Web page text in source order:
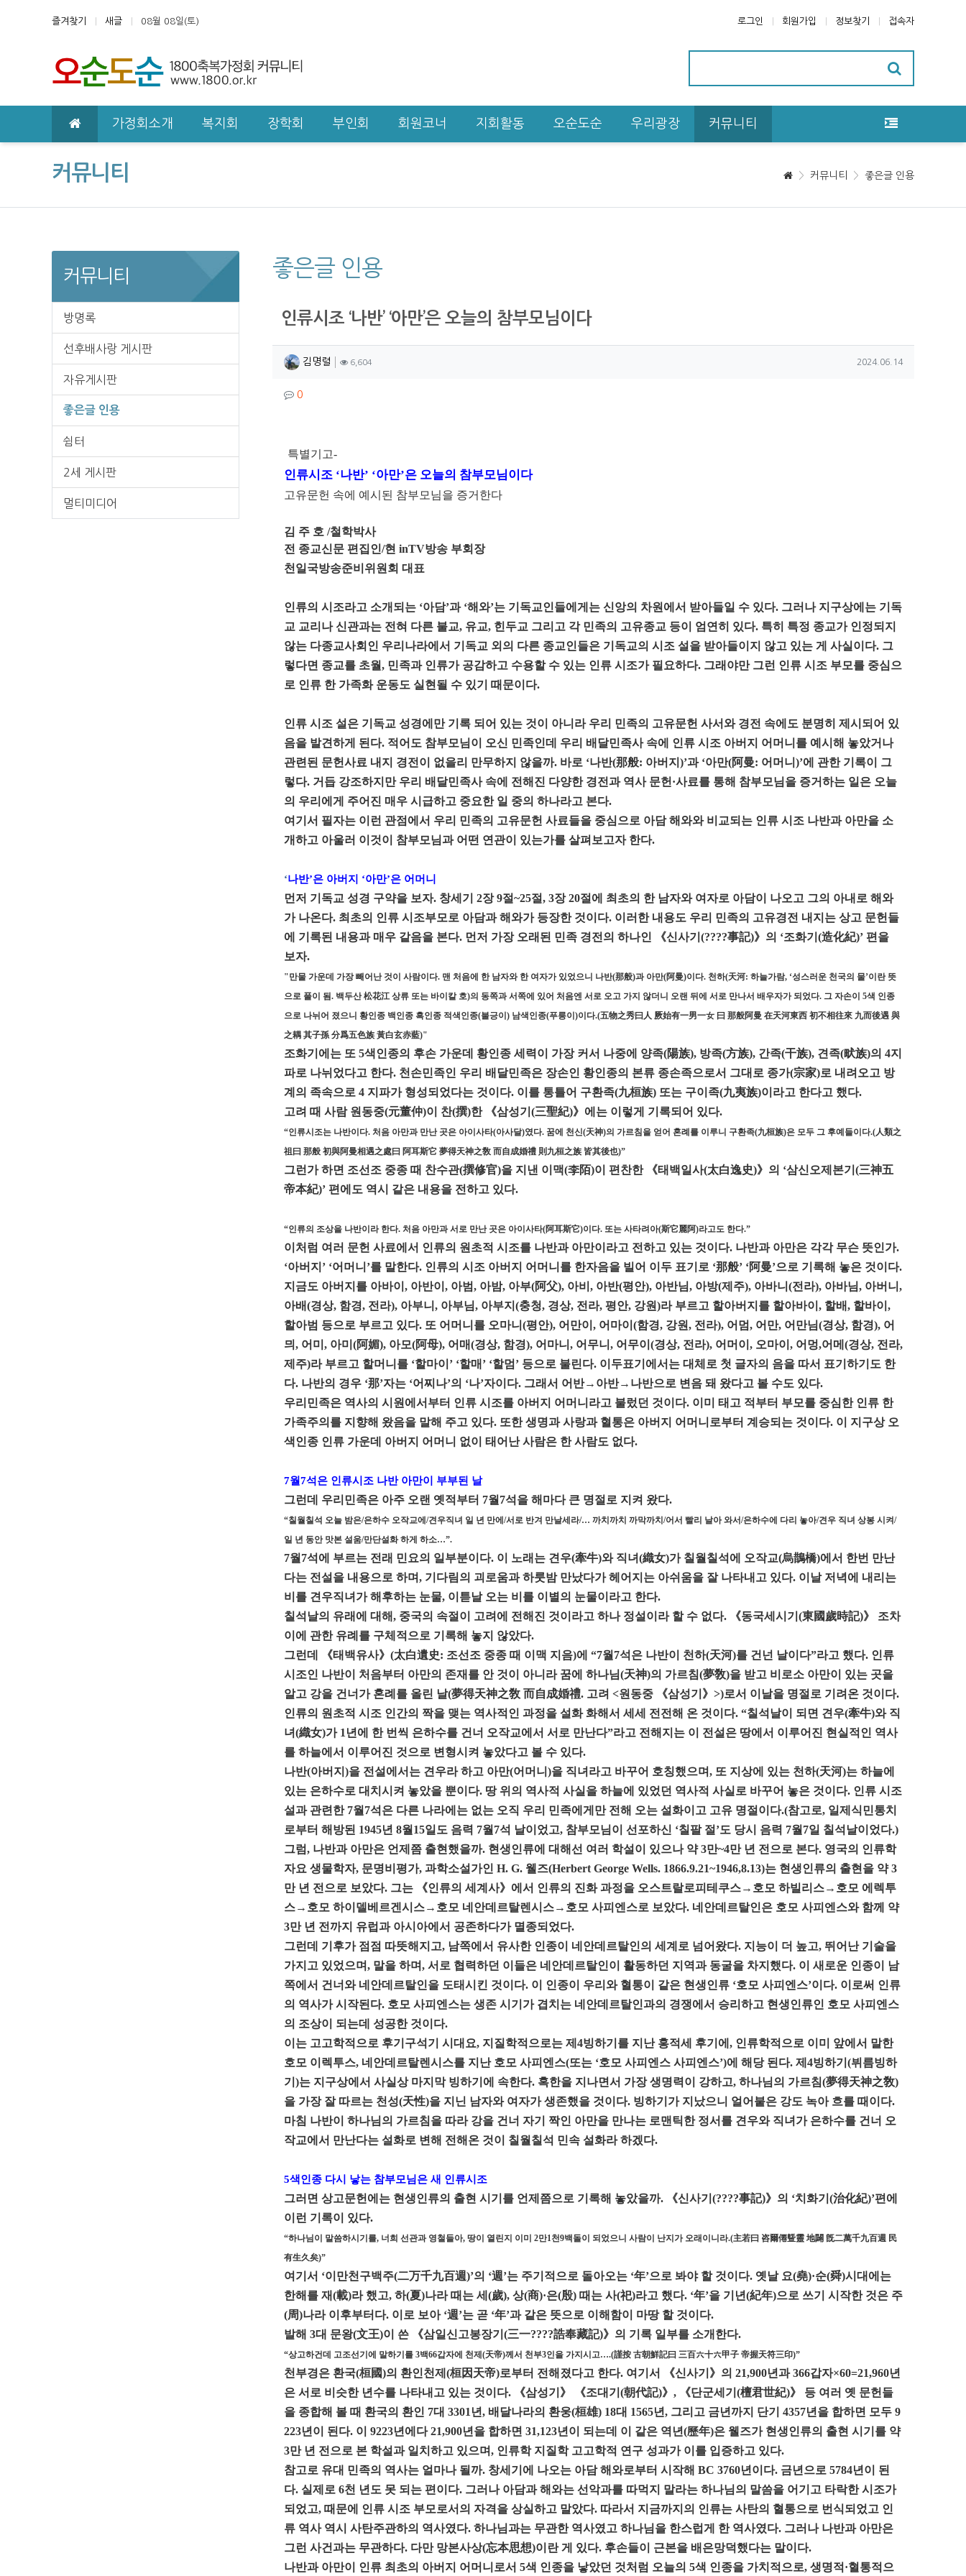
즐겨찾기 새글 08월 08일(토) 로그인 회원가입 정보찾기 접속자
메인 메뉴 가정회소개 복지회 장학회 부인회 회원코너 지회활동 오순도순 우리광장 커뮤니티
커뮤니티 커뮤니티 좋은글 인용
좋은글 인용
인류시조 ‘나반’ ‘아만’은 오늘의 참부모님이다
작성자 정보
김명렬작성6,604 작성일
2024.06.14
컨텐츠 정보
0댓글
본문
특별기고-
인류시조 ‘나반’ ‘아만’은 오늘의 참부모님이다
고유문헌 속에 예시된 참부모님을 증거한다
김 주 호 /철학박사
전 종교신문 편집인/현 inTV방송 부회장
천일국방송준비위원회 대표
인류의 시조라고 소개되는 ‘아담’과 ‘해와’는 기독교인들에게는 신앙의 차원에서 받아들일 수 있다. 그러나 지구상에는 기독
교 교리나 신관과는 전혀 다른 불교, 유교, 힌두교 그리고 각 민족의 고유종교 등이 엄연히 있다. 특히 특정 종교가 인정되지
않는 다종교사회인 우리나라에서 기독교 외의 다른 종교인들은 기독교의 시조 설을 받아들이지 않고 있는 게 사실이다. 그
렇다면 종교를 초월, 민족과 인류가 공감하고 수용할 수 있는 인류 시조가 필요하다. 그래야만 그런 인류 시조 부모를 중심으
로 인류 한 가족화 운동도 실현될 수 있기 때문이다.
인류 시조 설은 기독교 성경에만 기록 되어 있는 것이 아니라 우리 민족의 고유문헌 사서와 경전 속에도 분명히 제시되어 있
음을 발견하게 된다. 적어도 참부모님이 오신 민족인데 우리 배달민족사 속에 인류 시조 아버지 어머니를 예시해 놓았거나
관련된 문헌사료 내지 경전이 없을리 만무하지 않을까. 바로 ‘나반(那般: 아버지)’과 ‘아만(阿曼: 어머니)’에 관한 기록이 그
렇다. 거듭 강조하지만 우리 배달민족사 속에 전해진 다양한 경전과 역사 문헌·사료를 통해 참부모님을 증거하는 일은 오늘
의 우리에게 주어진 매우 시급하고 중요한 일 중의 하나라고 본다.
여기서 필자는 이런 관점에서 우리 민족의 고유문헌 사료들을 중심으로 아담 해와와 비교되는 인류 시조 나반과 아만을 소
개하고 아울러 이것이 참부모님과 어떤 연관이 있는가를 살펴보고자 한다.
‘나반’은 아버지 ‘아만’은 어머니
먼저 기독교 성경 구약을 보자. 창세기 2장 9절~25절, 3장 20절에 최초의 한 남자와 여자로 아담이 나오고 그의 아내로 해와
가 나온다. 최초의 인류 시조부모로 아담과 해와가 등장한 것이다. 이러한 내용도 우리 민족의 고유경전 내지는 상고 문헌들
에 기록된 내용과 매우 같음을 본다. 먼저 가장 오래된 민족 경전의 하나인 《신사기(????事記)》의 ‘조화기(造化紀)’ 편을
보자.
"만물 가운데 가장 빼어난 것이 사람이다. 맨 처음에 한 남자와 한 여자가 있었으니 나반(那般)과 아만(阿曼)이다. 천하(天河: 하늘가람, ‘성스러운 천국의 물’이란 뜻
으로 풀이 됨. 백두산 松花江 상류 또는 바이칼 호)의 동쪽과 서쪽에 있어 처음엔 서로 오고 가지 않더니 오랜 뒤에 서로 만나서 배우자가 되었다. 그 자손이 5색 인종
으로 나뉘어 졌으니 황인종 백인종 흑인종 적색인종(불긍이) 남색인종(푸릉이)이다.(五物之秀曰人 厥始有一男一女 曰 那般阿曼 在天河東西 初不相往來 九而後遇 與
之耦 其子孫 分爲五色族 黃白玄赤藍)"
조화기에는 또 5색인종의 후손 가운데 황인종 세력이 가장 커서 나중에 양족(陽族), 방족(方族), 간족(干族), 견족(畎族)의 4지
파로 나뉘었다고 한다. 천손민족인 우리 배달민족은 장손인 황인종의 본류 종손족으로서 그대로 종가(宗家)로 내려오고 방
계의 족속으로 4 지파가 형성되었다는 것이다. 이를 통틀어 구환족(九桓族) 또는 구이족(九夷族)이라고 한다고 했다.
고려 때 사람 원동중(元董仲)이 찬(撰)한 《삼성기(三聖紀)》에는 이렇게 기록되어 있다.
“인류시조는 나반이다. 처음 아만과 만난 곳은 아이사타(아사달)였다. 꿈에 천신(天神)의 가르침을 얻어 혼례를 이루니 구환족(九桓族)은 모두 그 후예들이다.(人類之
祖曰 那般 初與阿曼相遇之處曰 阿耳斯它 夢得天神之敎 而自成婚禮 則九桓之族 皆其後也)”
그런가 하면 조선조 중종 때 찬수관(撰修官)을 지낸 이맥(李陌)이 편찬한 《태백일사(太白逸史)》의 ‘삼신오제본기(三神五
帝本紀)’ 편에도 역시 같은 내용을 전하고 있다.
“인류의 조상을 나반이라 한다. 처음 아만과 서로 만난 곳은 아이사타(阿耳斯它)이다. 또는 사타려아(斯它麗阿)라고도 한다.”
이처럼 여러 문헌 사료에서 인류의 원초적 시조를 나반과 아만이라고 전하고 있는 것이다. 나반과 아만은 각각 무슨 뜻인가.
‘아버지’ ‘어머니’를 말한다. 인류의 시조 아버지 어머니를 한자음을 빌어 이두 표기로 ‘那般’ ‘阿曼’으로 기록해 놓은 것이다.
지금도 아버지를 아바이, 아반이, 아범, 아밤, 아부(阿父), 아비, 아반(평안), 아반님, 아방(제주), 아바니(전라), 아바님, 아버니,
아배(경상, 함경, 전라), 아부니, 아부님, 아부지(충청, 경상, 전라, 평안, 강원)라 부르고 할아버지를 할아바이, 할배, 할바이,
할아범 등으로 부르고 있다. 또 어머니를 오마니(평안), 어만이, 어마이(함경, 강원, 전라), 어멈, 어만, 어만님(경상, 함경), 어
믜, 어미, 아미(阿媚), 아모(阿母), 어매(경상, 함경), 어마니, 어무니, 어무이(경상, 전라), 어머이, 오마이, 어멍,어메(경상, 전라,
제주)라 부르고 할머니를 ‘할마이’ ‘할매’ ‘할멈’ 등으로 불린다. 이두표기에서는 대체로 첫 글자의 음을 따서 표기하기도 한
다. 나반의 경우 ‘那’자는 ‘어찌나’의 ‘나’자이다. 그래서 어반→아반→나반으로 변음 돼 왔다고 볼 수도 있다.
우리민족은 역사의 시원에서부터 인류 시조를 아버지 어머니라고 불렀던 것이다. 이미 태고 적부터 부모를 중심한 인류 한
가족주의를 지향해 왔음을 말해 주고 있다. 또한 생명과 사랑과 혈통은 아버지 어머니로부터 계승되는 것이다. 이 지구상 오
색인종 인류 가운데 아버지 어머니 없이 태어난 사람은 한 사람도 없다.
7월7석은 인류시조 나반 아만이 부부된 날
그런데 우리민족은 아주 오랜 옛적부터 7월7석을 해마다 큰 명절로 지켜 왔다.
“칠월칠석 오늘 밤은/은하수 오작교에/견우직녀 일 년 만에/서로 반겨 만날세라/… 까치까치 까막까치/어서 빨리 날아 와서/은하수에 다리 놓아/견우 직녀 상봉 시켜/
일 년 동안 맛본 설움/만단설화 하게 하소…”.
7월7석에 부르는 전래 민요의 일부분이다. 이 노래는 견우(牽牛)와 직녀(織女)가 칠월칠석에 오작교(烏鵲橋)에서 한번 만난
다는 전설을 내용으로 하며, 기다림의 괴로움과 하룻밤 만났다가 헤어지는 아쉬움을 잘 나타내고 있다. 이날 저녁에 내리는
비를 견우직녀가 해후하는 눈물, 이튿날 오는 비를 이별의 눈물이라고 한다.
칠석날의 유래에 대해, 중국의 속절이 고려에 전해진 것이라고 하나 정설이라 할 수 없다. 《동국세시기(東國歲時記)》 조차
이에 관한 유례를 구체적으로 기록해 놓지 않았다.
그런데 《태백유사》(太白遺史: 조선조 중종 때 이맥 지음)에 “7월7석은 나반이 천하(天河)를 건넌 날이다”라고 했다. 인류
시조인 나반이 처음부터 아만의 존재를 안 것이 아니라 꿈에 하나님(天神)의 가르침(夢敎)을 받고 비로소 아만이 있는 곳을
알고 강을 건너가 혼례를 올린 날(夢得天神之敎 而自成婚禮. 고려 <원동중 《삼성기》>)로서 이날을 명절로 기려온 것이다.
인류의 원초적 시조 인간의 짝을 맺는 역사적인 과정을 설화 화해서 세세 전전해 온 것이다. “칠석날이 되면 견우(牽牛)와 직
녀(織女)가 1년에 한 번씩 은하수를 건너 오작교에서 서로 만난다”라고 전해지는 이 전설은 땅에서 이루어진 현실적인 역사
를 하늘에서 이루어진 것으로 변형시켜 놓았다고 볼 수 있다.
나반(아버지)을 전설에서는 견우라 하고 아만(어머니)을 직녀라고 바꾸어 호칭했으며, 또 지상에 있는 천하(天河)는 하늘에
있는 은하수로 대치시켜 놓았을 뿐이다. 땅 위의 역사적 사실을 하늘에 있었던 역사적 사실로 바꾸어 놓은 것이다. 인류 시조
설과 관련한 7월7석은 다른 나라에는 없는 오직 우리 민족에게만 전해 오는 설화이고 고유 명절이다.(참고로, 일제식민통치
로부터 해방된 1945년 8월15일도 음력 7월7석 날이었고, 참부모님이 선포하신 ‘칠팔 절’도 당시 음력 7월7일 칠석날이었다.)
그럼, 나반과 아만은 언제쯤 출현했을까. 현생인류에 대해선 여러 학설이 있으나 약 3만~4만 년 전으로 본다. 영국의 인류학
자요 생물학자, 문명비평가, 과학소설가인 H. G. 웰즈(Herbert George Wells. 1866.9.21~1946,8.13)는 현생인류의 출현을 약 3
만 년 전으로 보았다. 그는 《인류의 세계사》에서 인류의 진화 과정을 오스트랄로피테쿠스→ 호모 하빌리스→호모 에렉투
스→호모 하이델베르겐시스→호모 네안데르탈렌시스→호모 사피엔스로 보았다. 네안데르탈인은 호모 사피엔스와 함께 약
3만 년 전까지 유럽과 아시아에서 공존하다가 멸종되었다.
그런데 기후가 점점 따뜻해지고, 남쪽에서 유사한 인종이 네안데르탈인의 세계로 넘어왔다. 지능이 더 높고, 뛰어난 기술을
가지고 있었으며, 말을 하며, 서로 협력하던 이들은 네안데르탈인이 활동하던 지역과 동굴을 차지했다. 이 새로운 인종이 남
쪽에서 건너와 네안데르탈인을 도태시킨 것이다. 이 인종이 우리와 혈통이 같은 현생인류 ‘호모 사피엔스’이다. 이로써 인류
의 역사가 시작된다. 호모 사피엔스는 생존 시기가 겹치는 네안데르탈인과의 경쟁에서 승리하고 현생인류인 호모 사피엔스
의 조상이 되는데 성공한 것이다.
이는 고고학적으로 후기구석기 시대요, 지질학적으로는 제4빙하기를 지난 홍적세 후기에, 인류학적으로 이미 앞에서 말한
호모 이렉투스, 네안데르탈렌시스를 지난 호모 사피엔스(또는 ‘호모 사피엔스 사피엔스’)에 해당 된다. 제4빙하기(뷔름빙하
기)는 지구상에서 사실상 마지막 빙하기에 속한다. 혹한을 지나면서 가장 생명력이 강하고, 하나님의 가르침(夢得天神之敎)
을 가장 잘 따르는 천성(天性)을 지닌 남자와 여자가 생존했을 것이다. 빙하기가 지났으니 얼어붙은 강도 녹아 흐를 때이다.
마침 나반이 하나님의 가르침을 따라 강을 건너 자기 짝인 아만을 만나는 로맨틱한 정서를 견우와 직녀가 은하수를 건너 오
작교에서 만난다는 설화로 변해 전해온 것이 칠월칠석 민속 설화라 하겠다.
5색인종 다시 낳는 참부모님은 새 인류시조
그러면 상고문헌에는 현생인류의 출현 시기를 언제쯤으로 기록해 놓았을까. 《신사기(????事記)》의 ‘치화기(治化紀)’편에
이런 기록이 있다.
“하나님이 말씀하시기를, 너희 선관과 영철들아, 땅이 열린지 이미 2만1천9백돌이 되었으니 사람이 난지가 오래이니라.(主若曰 咨爾僊曁靈 地闢 旣二萬千九百週 民
有生久矣)”
여기서 ‘이만천구백주(二万千九百週)’의 ‘週’는 주기적으로 돌아오는 ‘年’으로 봐야 할 것이다. 옛날 요(堯)·순(舜)시대에는
한해를 재(載)라 했고, 하(夏)나라 때는 세(歲), 상(商)·은(殷) 때는 사(祀)라고 했다. ‘年’을 기년(紀年)으로 쓰기 시작한 것은 주
(周)나라 이후부터다. 이로 보아 ‘週’는 곧 ‘年’과 같은 뜻으로 이해함이 마땅 할 것이다.
발해 3대 문왕(文王)이 쓴 《삼일신고봉장기(三一????誥奉藏記)》의 기록 일부를 소개한다.
“상고하건데 고조선기에 말하기를 3백66갑자에 천제(天帝)께서 천부3인을 가지시고….(謹按 古朝鮮記曰 三百六十六甲子 帝握天符三印)”
천부경은 환국(桓國)의 환인천제(桓因天帝)로부터 전해졌다고 한다. 여기서 《신사기》의 21,900년과 366갑자×60=21,960년
은 서로 비슷한 년수를 나타내고 있는 것이다. 《삼성기》 《조대기(朝代記)》, 《단군세기(檀君世紀)》 등 여러 옛 문헌들
을 종합해 볼 때 환국의 환인 7대 3301년, 배달나라의 환웅(桓雄) 18대 1565년, 그리고 금년까지 단기 4357년을 합하면 모두 9
223년이 된다. 이 9223년에다 21,900년을 합하면 31,123년이 되는데 이 같은 역년(歷年)은 웰즈가 현생인류의 출현 시기를 약
3만 년 전으로 본 학설과 일치하고 있으며, 인류학 지질학 고고학적 연구 성과가 이를 입증하고 있다.
참고로 유대 민족의 역사는 얼마나 될까. 창세기에 나오는 아담 해와로부터 시작해 BC 3760년이다. 금년으로 5784년이 된
다. 실제로 6천 년도 못 되는 편이다. 그러나 아담과 해와는 선악과를 따먹지 말라는 하나님의 말씀을 어기고 타락한 시조가
되었고, 때문에 인류 시조 부모로서의 자격을 상실하고 말았다. 따라서 지금까지의 인류는 사탄의 혈통으로 번식되었고 인
류 역사 역시 사탄주관하의 역사였다. 하나님과는 무관한 역사였고 하나님을 한스럽게 한 역사였다. 그러나 나반과 아만은
그런 사건과는 무관하다. 다만 망본사상(忘本思想)이란 게 있다. 후손들이 근본을 배은망덕했다는 말이다.
나반과 아만이 인류 최초의 아버지 어머니로서 5색 인종을 낳았던 것처럼 오늘의 5색 인종을 가치적으로, 생명적·혈통적으
커뮤니티
방명록
선후배사랑 게시판
자유게시판
좋은글 인용
쉼터
2세 게시판
멀티미디어